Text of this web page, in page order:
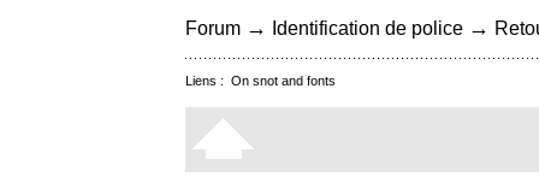
Forum → Identification de police →
Liens : On snot and fonts